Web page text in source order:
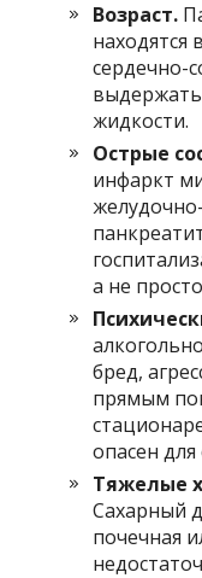
Возраст.
находятся
сердечно-
жидкости.
Острые
инфаркт
а не
бред,
прямым
опасен
Тяжелые
Сахарный
почечная